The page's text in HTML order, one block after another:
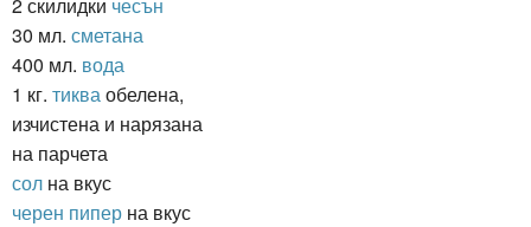
30 мл. сметана
400 мл. вода
1 кг. тиква обелена,
изчистена и нарязана
на парчета
сол на вкус
черен пипер на вкус